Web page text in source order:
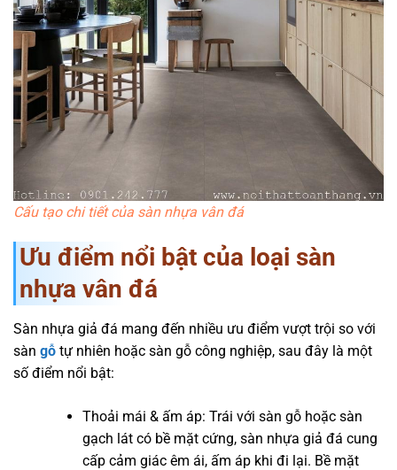
Cấu tạo chi tiết của sàn nhựa vân đá
Ưu điểm nổi bật của loại sàn
nhựa vân đá
Sàn nhựa giả đá mang đến nhiều ưu điểm vượt trội so với
sàn gỗ tự nhiên hoặc sàn gỗ công nghiệp, sau đây là một
số điểm nổi bật:
Thoải mái & ấm áp: Trái với sàn gỗ hoặc sàn
gạch lát có bề mặt cứng, sàn nhựa giả đá cung
cấp cảm giác êm ái, ấm áp khi đi lại. Bề mặt